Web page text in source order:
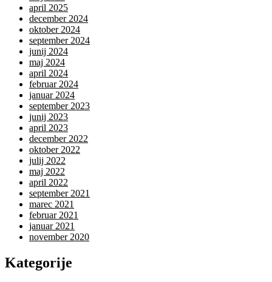
april 2025
december 2024
oktober 2024
september 2024
junij 2024
maj 2024
april 2024
februar 2024
januar 2024
september 2023
junij 2023
april 2023
december 2022
oktober 2022
julij 2022
maj 2022
april 2022
september 2021
marec 2021
februar 2021
januar 2021
november 2020
Kategorije